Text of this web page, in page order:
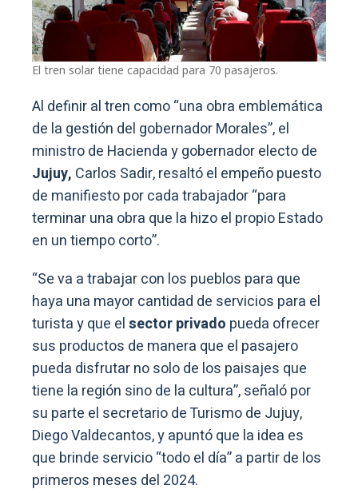
El tren solar tiene capacidad para 70 pasajeros.
Al definir al tren como “una obra emblemática
de la gestión del gobernador Morales”, el
ministro de Hacienda y gobernador electo de
Jujuy, Carlos Sadir, resaltó el empeño puesto
de manifiesto por cada trabajador “para
terminar una obra que la hizo el propio Estado
en un tiempo corto”.
“Se va a trabajar con los pueblos para que
haya una mayor cantidad de servicios para el
turista y que elsector privado pueda ofrecer
sus productos de manera que el pasajero
pueda disfrutar no solo de los paisajes que
tiene la región sino de la cultura”, señaló por
su parte el secretario de Turismo de Jujuy,
Diego Valdecantos, y apuntó que la idea es
que brinde servicio “todo el día” a partir de los
primeros meses del 2024.